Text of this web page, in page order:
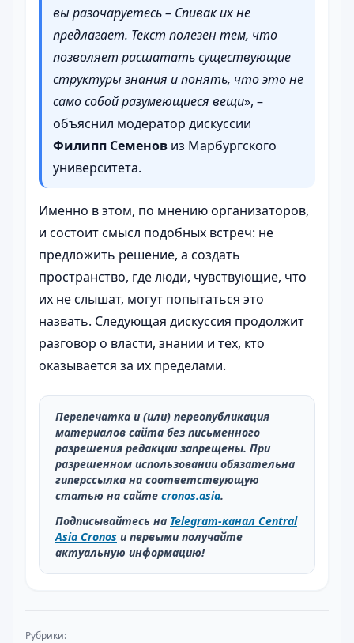
вы разочаруетесь – Спивак их не
предлагает. Текст полезен тем, что
позволяет расшатать существующие
структуры знания и понять, что это не
само собой разумеющиеся вещи», –
объяснил модератор дискуссии
Филипп Семенов из Марбургского
университета.
Именно в этом, по мнению организаторов,
и состоит смысл подобных встреч: не
предложить решение, а создать
пространство, где люди, чувствующие, что
их не слышат, могут попытаться это
назвать. Следующая дискуссия продолжит
разговор о власти, знании и тех, кто
оказывается за их пределами.
Перепечатка и (или) переопубликация
материалов сайта без письменного
разрешения редакции запрещены. При
разрешенном использовании обязательна
гиперссылка на соответствующую
статью на сайте cronos.asia.
Подписывайтесь на Telegram-канал Central
Asia Cronos и первыми получайте
актуальную информацию!
Рубрики: